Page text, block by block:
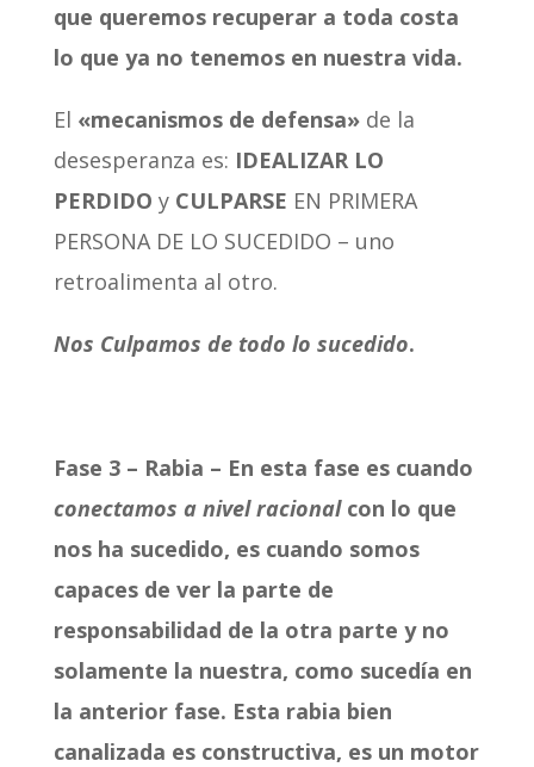
que queremos recuperar a toda costa
lo que ya no tenemos en nuestra vida.
El «mecanismos de defensa»de la
desesperanza es: IDEALIZAR LO
PERDIDO y CULPARSE EN PRIMERA
PERSONA DE LO SUCEDIDO – uno
retroalimenta al otro.
Nos Culpamos de todo lo sucedido.
Fase 3 – Rabia – En esta fase es cuando
conectamos a nivel racionalcon lo que
nos ha sucedido, es cuando somos
capaces de ver la parte de
responsabilidad de la otra parte y no
solamente la nuestra, como sucedía en
la anterior fase. Esta rabia bien
canalizada es constructiva, es un motor